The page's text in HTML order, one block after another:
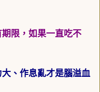
限，如果一直吃不
、作息亂才是腦溢血